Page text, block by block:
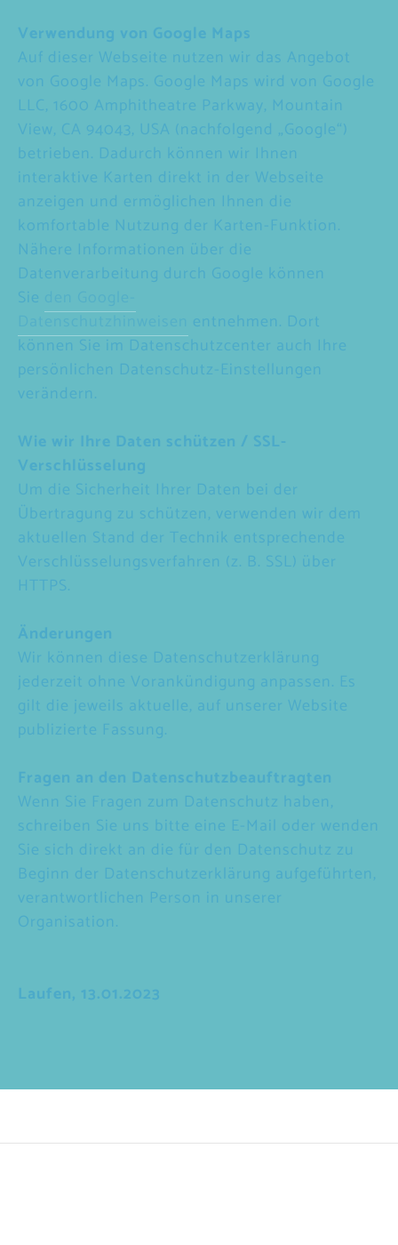
Verwendung von Google Maps
Auf dieser Webseite nutzen wir das Angebot
von Google Maps. Google Maps wird von Google
LLC, 1600 Amphitheatre Parkway, Mountain
View, CA 94043, USA (nachfolgend „Google“)
betrieben. Dadurch können wir Ihnen
interaktive Karten direkt in der Webseite
anzeigen und ermöglichen Ihnen die
komfortable Nutzung der Karten-Funktion.
Nähere Informationen über die
Datenverarbeitung durch Google können
Sie
entnehmen. Dort
können Sie im Datenschutzcenter auch Ihre
persönlichen Datenschutz-Einstellungen
verändern.
Wie wir Ihre Daten schützen / SSL-
Verschlüsselung
Um die Sicherheit Ihrer Daten bei der
Übertragung zu schützen, verwenden wir dem
aktuellen Stand der Technik entsprechende
Verschlüsselungsverfahren (z. B. SSL) über
HTTPS.
Änderungen
Wir können diese Datenschutzerklärung
jederzeit ohne Vorankündigung anpassen. Es
gilt die jeweils aktuelle, auf unserer Website
publizierte Fassung.
Fragen an den Datenschutzbeauftragten
Wenn Sie Fragen zum Datenschutz haben,
schreiben Sie uns bitte eine E-Mail oder wenden
Sie sich direkt an die für den Datenschutz zu
Beginn der Datenschutzerklärung aufgeführten,
verantwortlichen Person in unserer
Organisation.
Laufen, 13.01.2023